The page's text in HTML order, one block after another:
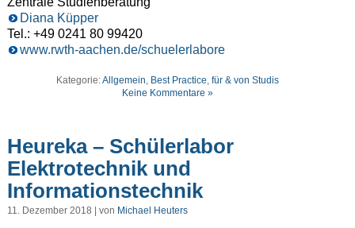
Diana Küpper
Tel.: +49 0241 80 99420
www.rwth-aachen.de/schuelerlabore
Kategorie:Allgemein Best Practice ,für & von Studis
Keine Kommentare »
Heureka – Schülerlabor
Elektrotechnik und
Informationstechnik
11. Dezember 2018 | von Michael Heuters